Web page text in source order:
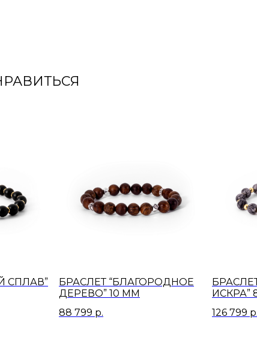
СПЛАВ”
БРАСЛЕТ “БЛАГОРОДНОЕ
ДЕРЕВО” 10 ММ
88 799 р.
ИСКРА”
126 799 р.